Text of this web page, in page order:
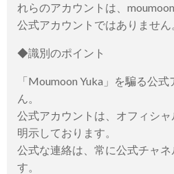
れらのアカウントは、
公式アカウントではありません
◆識別のポイント
「Moumoon Yuka」を騙る公
ん。
公式アカウントは、オフィシャ
明示しております。
公式な連絡は、常に公式チャネ
す。